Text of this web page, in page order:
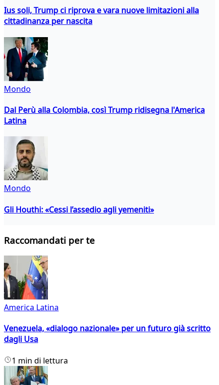
Ius soli, Trump ci riprova e vara nuove limitazioni alla
cittadinanza per nascita
Mondo
Dal Perù alla Colombia, così Trump ridisegna l'America
Latina
Mondo
Gli Houthi: «Cessi l’assedio agli yemeniti»
Raccomandati per te
America Latina
Venezuela, «dialogo nazionale» per un futuro già scritto
dagli Usa
1 min di lettura